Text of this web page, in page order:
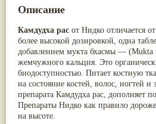
Описание
Камдудха рас от Нидко отличается
более высокой дозировкой, одна
добавлением мукта бхасмы —
жемчужного кальция. Это
биодоступностью. Питает костную
на состояние костей, волос, ногтей и
препарата Камдудха рас, дополняет
Препараты Нидко как правило
на высоте.
Кунжутное масло
Кширабала(3)
Лив 52(3)
more...
Дашамула(15)
Моринга (14)
Перец кубеба(14)
Сахарный тростник(14)
Бхунимба/Андрографис метельчатый(13)
Гвоздика(13)
Кассия трубчатая(13)
Мезуя железная(13)
Мускатный орех(13)
Пажитник